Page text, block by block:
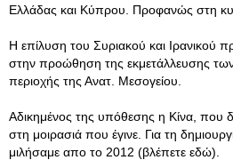
Ελλάδας και Κύπρου. Προφανώς στη
Η επίλυση του Συριακού και Ιρανικού
στην προώθηση της εκμετάλλευσης
περιοχής της Ανατ. Μεσογείου.
Αδικημένος της υπόθεσης η Κίνα, που
στη μοιρασιά που έγινε. Για τη
μιλήσαμε απο το 2012 (βλέπετε εδώ).